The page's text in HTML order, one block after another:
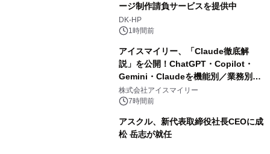
ージ制作請負サービスを提供中
DK-HP
1時間前
アイスマイリー、「Claude徹底解
説」を公開！ChatGPT・Copilot・
Gemini・Claudeを機能別／業務別に
比較―自社に合う生成AIの選び方がわ
かる実践ガイド
株式会社アイスマイリー
7時間前
アスクル、新代表取締役社長CEOに成
松 岳志が就任